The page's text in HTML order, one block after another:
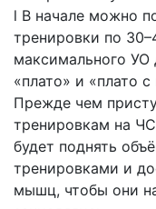
l В начале можно
тренировки по
максимального УО
«плато» и «плато
Прежде чем
тренировкам на
будет поднять
тренировками и
мышц, чтобы они